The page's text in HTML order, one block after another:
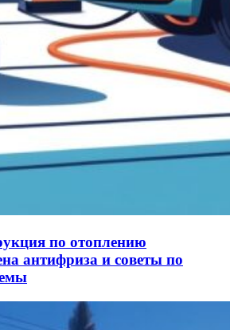
по отоплению
антифриза и советы по